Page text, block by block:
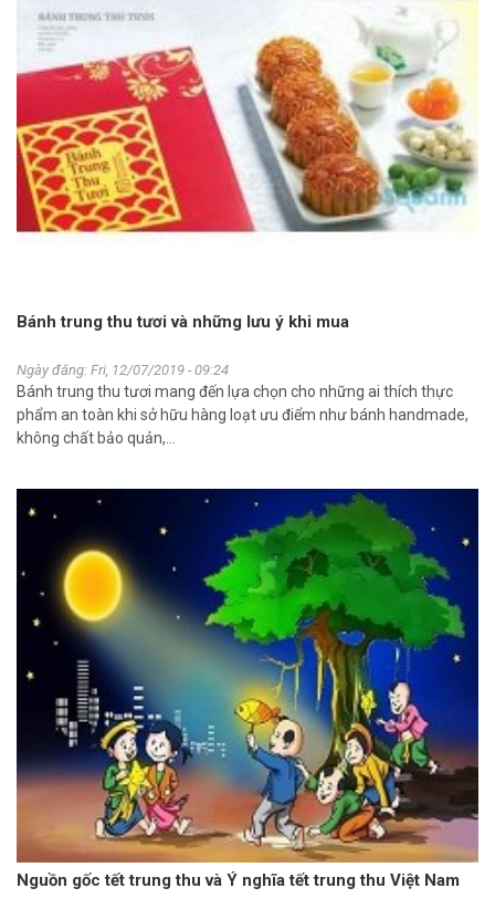
Bánh trung thu tươi và những lưu ý khi mua
Ngày đăng: Fri, 12/07/2019 - 09:24
Bánh trung thu tươi mang đến lựa chọn cho những ai thích thực
phẩm an toàn khi sở hữu hàng loạt ưu điểm như bánh handmade,
không chất bảo quản,...
Nguồn gốc tết trung thu và Ý nghĩa tết trung thu Việt Nam